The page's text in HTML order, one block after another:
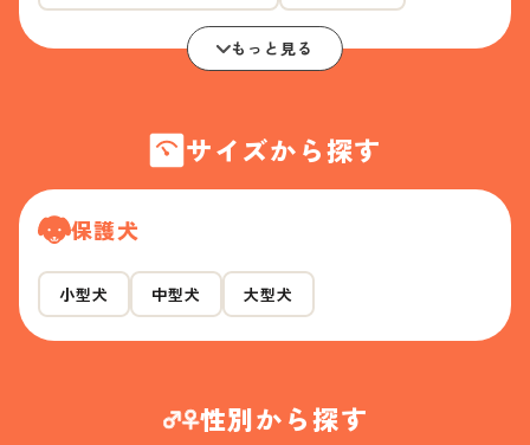
もっと見る
サイズから探す
保護犬
小型犬 中型犬 大型犬
性別から探す